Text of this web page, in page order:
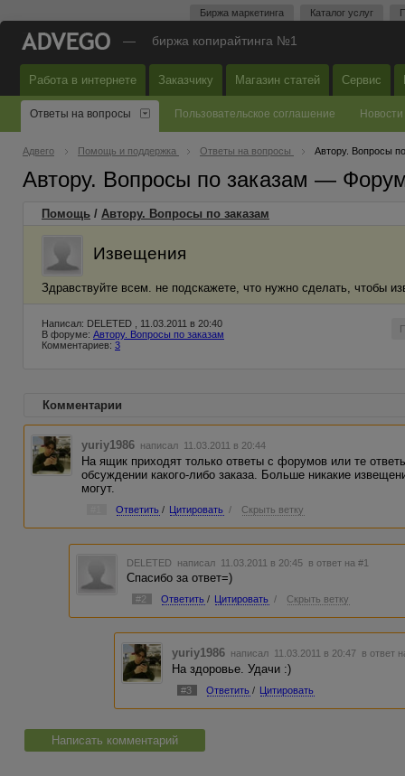
Биржа маркетинга Каталог услуг
— биржа копирайтинга №1
Работа в интернете Заказчику Магазин статей Сервис
Ответы на вопросы Пользовательское соглашение Новости
Адвего Помощь и поддержка Ответы на вопросы Автору. Вопросы
Автору. Вопросы по заказам —
Помощь / Автору. Вопросы по заказам
Извещения
Здравствуйте всем. не подскажете, что нужно сделать, чтобы
Написал: DELETED , 11.03.2011 в 20:40
В форуме: Автору. Вопросы по заказам
Комментариев: 3
Комментарии
yuriy1986 написал 11.03.2011 в 20:44
На ящик приходят только ответы с форумов или те
обсуждении какого-либо заказа. Больше никакие
могут.
Ответить / Цитировать / Скрыть ветку
DELETED написал 11.03.2011 в 20:45 в ответ на #1
Спасибо за ответ=)
#2 Ответить / Цитировать / Скрыть ветку
yuriy1986 написал 11.03.2011 в 20:47 в ответ
На здоровье. Удачи :)
#3 Ответить / Цитировать
Написать комментарий